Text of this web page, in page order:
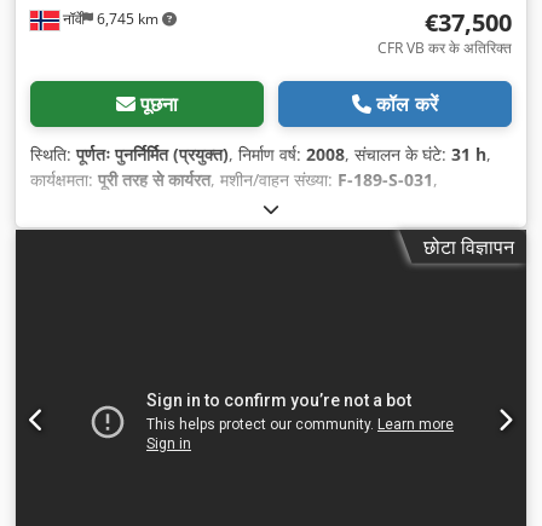
नॉर्वे 6,745 km €37,500
CFR VB कर के अतिरिक्त
पूछना कॉल करें
स्थिति:पूर्णतः पुनर्निर्मित (प्रयुक्त), निर्माण वर्ष: 2008, संचालन के घंटे: 31 h,
कार्यक्षमता: पूरी तरह से कार्यरत, मशीन/वाहन संख्या: F-189-S-031,
छोटा विज्ञापन